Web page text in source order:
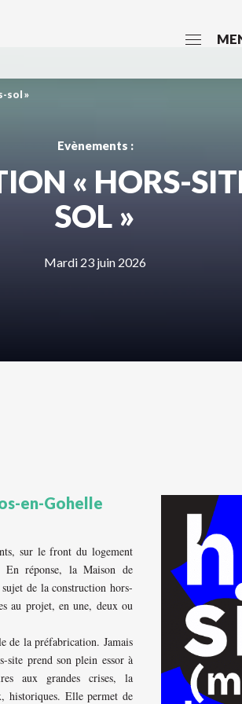
sol »
Evènements :
« HORS-
SOL »
Mardi 23 juin 2026
en-Gohelle
sur le front du logement
réponse, la Maison de
de la construction hors-
au projet, en une, deux ou
de la préfabrication. Jamais
site prend son plein essor à
aux grandes crises, la
historiques. Elle permet de